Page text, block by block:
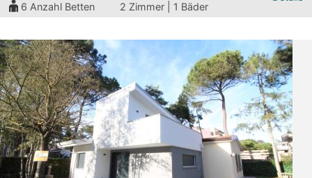
6 Anzahl Betten 2 Zimmer | 1 Bäder